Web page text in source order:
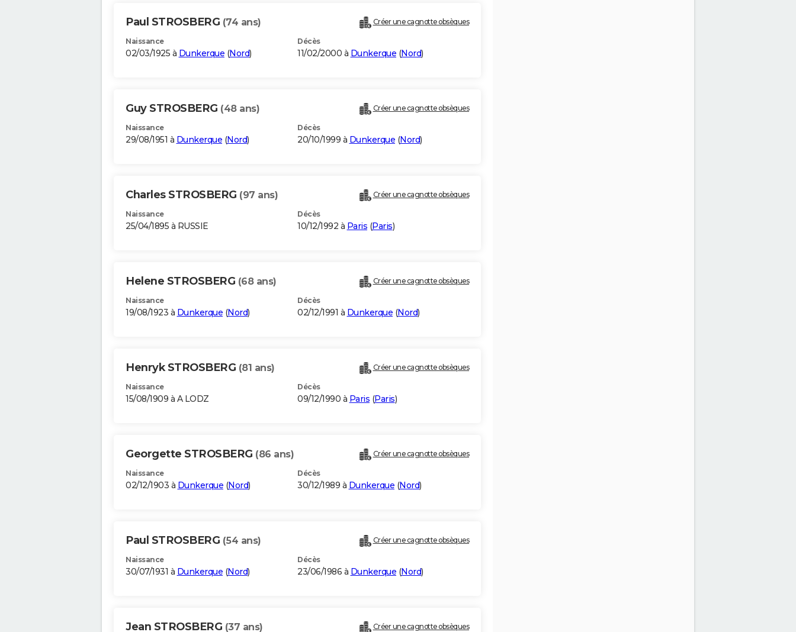
Paul STROSBERG (74 ans) Créer une cagnotte obsèques
Naissance
02/03/1925 à Dunkerque (Nord)
Décès
11/02/2000 à Dunkerque (Nord)
Guy STROSBERG (48 ans) Créer une cagnotte obsèques
Naissance
29/08/1951 à Dunkerque (Nord)
Décès
20/10/1999 à Dunkerque (Nord)
Charles STROSBERG (97 ans) Créer une cagnotte obsèques
Naissance
25/04/1895 à RUSSIE
Décès
10/12/1992 à Paris (Paris)
Helene STROSBERG (68 ans) Créer une cagnotte obsèques
Naissance
19/08/1923 à Dunkerque (Nord)
Décès
02/12/1991 à Dunkerque (Nord)
Henryk STROSBERG (81 ans) Créer une cagnotte obsèques
Naissance
15/08/1909 à A LODZ
Décès
09/12/1990 à Paris (Paris)
Georgette STROSBERG (86 ans) Créer une cagnotte obsèques
Naissance
02/12/1903 à Dunkerque (Nord)
Décès
30/12/1989 à Dunkerque (Nord)
Paul STROSBERG (54 ans) Créer une cagnotte obsèques
Naissance
30/07/1931 à Dunkerque (Nord)
Décès
23/06/1986 à Dunkerque (Nord)
Jean STROSBERG (37 ans) Créer une cagnotte obsèques